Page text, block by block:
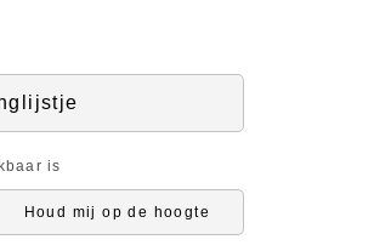
is
Houd mij op de hoogte